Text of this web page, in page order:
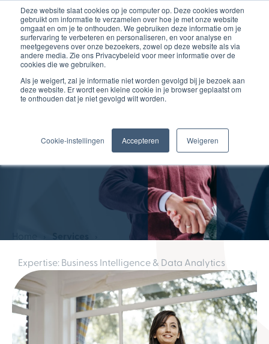
Deze website slaat cookies op je computer op. Deze cookies worden
gebruikt om informatie te verzamelen over hoe je met onze website
omgaat en om je te onthouden. We gebruiken deze informatie om je
surfervaring te verbeteren en personaliseren, en voor analyse en
meetgegevens over onze bezoekers, zowel op deze website als via
andere media. Zie ons Privacybeleid voor meer informatie over de
cookies die we gebruiken.
Als je weigert, zal je informatie niet worden gevolgd bij je bezoek aan
deze website. Er wordt een kleine cookie in je browser geplaatst om
te onthouden dat je niet gevolgd wilt worden.
Cookie-instellingen Accepteren Weigeren
Expertise
betrouwbare
besluitvorming
Expertise: Business Intelligence & Data Analytics